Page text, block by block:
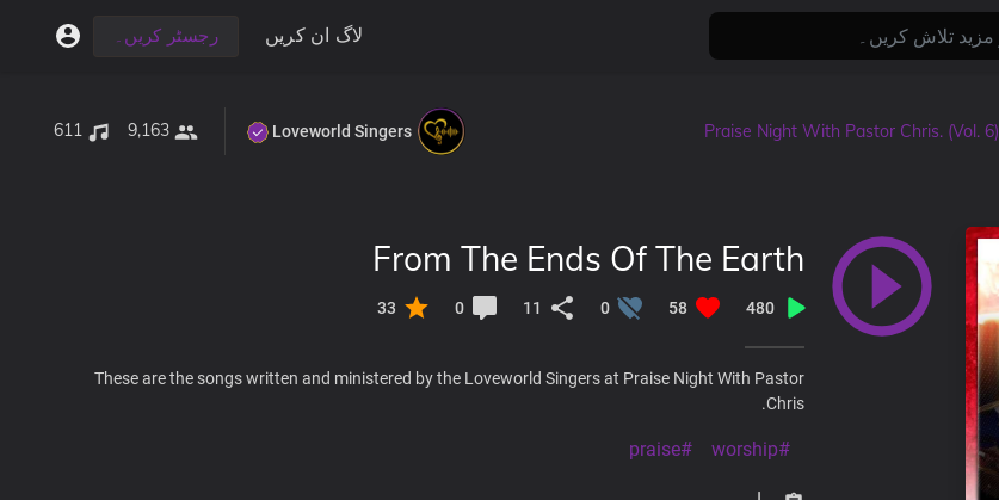
لاگ ان کریں رجسٹر کریں۔
Praise Night With Pastor Chris. (Vol. 6)
Loveworld Singers
From The Ends Of The Earth
480
58
0
11
0
33
These are the songs written and ministered by the Loveworld Singers at Praise Night With Pastor
Chris.
#worship
#praise